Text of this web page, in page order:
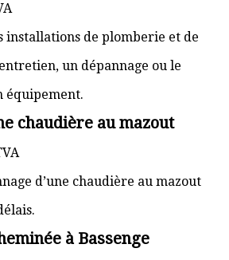
de plomberie et de
un dépannage ou le
équipement.
chaudière au mazout
d’une chaudière au mazout
à Bassenge